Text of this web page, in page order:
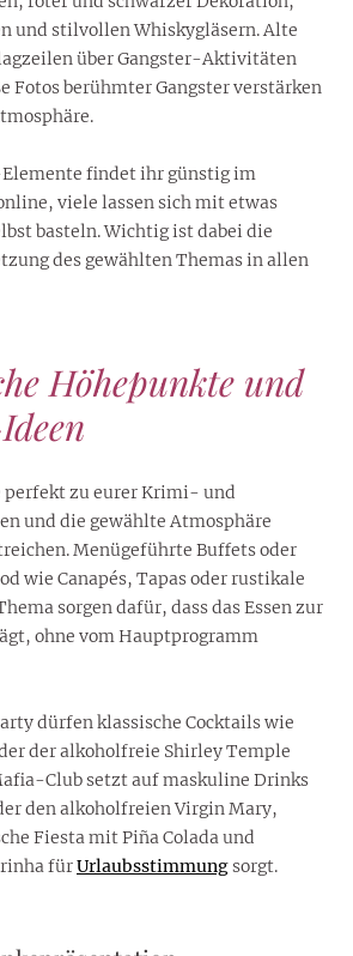
und stilvollen Whiskygläsern. Alte
über Gangster-Aktivitäten
Fotos berühmter Gangster verstärken
findet ihr günstig im
viele lassen sich mit etwas
basteln. Wichtig ist dabei die
des gewählten Themas in allen
Höhepunkte und
perfekt zu eurer Krimi- und
und die gewählte Atmosphäre
Menügeführte Buffets oder
wie Canapés, Tapas oder rustikale
sorgen dafür, dass das Essen zur
ohne vom Hauptprogramm
dürfen klassische Cocktails wie
der alkoholfreie Shirley Temple
Club setzt auf maskuline Drinks
den alkoholfreien Virgin Mary,
Fiesta mit Piña Colada und
fürUrlaubsstimmungsorgt.